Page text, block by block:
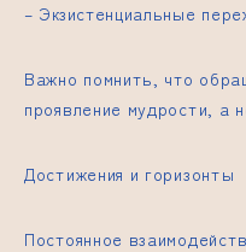
– Экзистенциальные
Важно помнить, что
проявление мудрости, а
Достижения и горизонты
Постоянное